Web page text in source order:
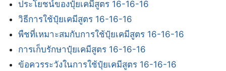
ประโยชน์ของปุ๋ยเคมีสูตร 16-16-16
วิธีการใช้ปุ๋ยเคมีสูตร 16-16-16
พืชที่เหมาะสมกับการใช้ปุ๋ยเคมีสูตร 16-16-16
การเก็บรักษาปุ๋ยเคมีสูตร 16-16-16
ข้อควรระวังในการใช้ปุ๋ยเคมีสูตร 16-16-16